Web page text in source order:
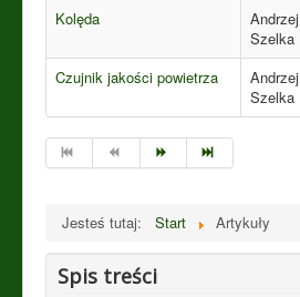
Kolęda
Andrzej
Szelka
Czujnik jakości powietrza
Andrzej
Szelka
Jesteś tutaj: Start Artykuły
Spis treści